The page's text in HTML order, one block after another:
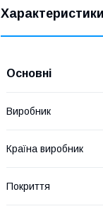
Характеристики
Основні
Виробник
Країна виробник
Покриття